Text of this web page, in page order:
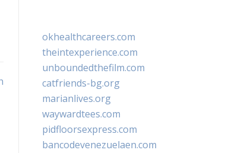
okhealthcareers.com
theintexperience.com
unboundedthefilm.com
catfriends-bg.org
marianlives.org
waywardtees.com
pidfloorsexpress.com
bancodevenezuelaen.com